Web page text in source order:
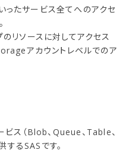
ったサービス全てへのアクセ
リソースに対してアクセス
アカウントレベルでのア
ス（Blob、Queue、Table、
するSASです。